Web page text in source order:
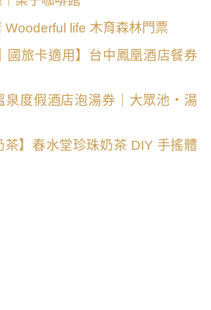
Wooderful life 木育森林門票
國旅卡適用】台中鳳凰酒店餐券
泉度假酒店泡湯券｜大眾池・湯
茶】春水堂珍珠奶茶 DIY 手搖體